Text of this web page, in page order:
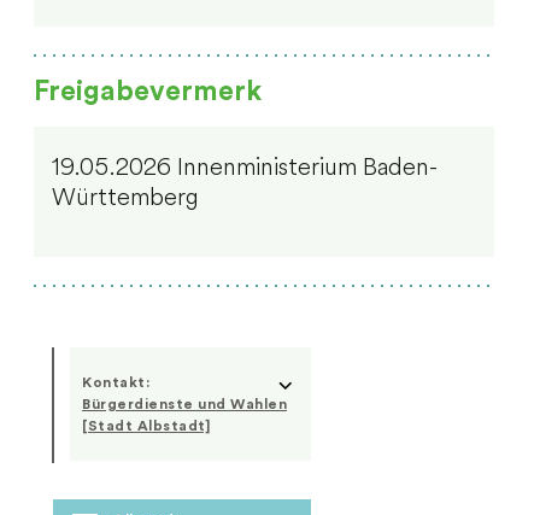
Freigabevermerk
19.05.2026 Innenministerium Baden-
Württemberg
Kontakt:
Bürgerdienste und Wahlen
[Stadt Albstadt]